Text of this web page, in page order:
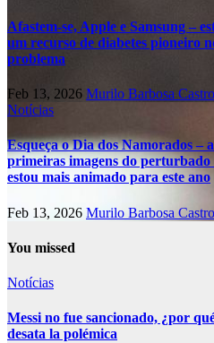
Afastem-se, Apple e Samsung –
um recurso de diabetes pioneiro
problema
Feb 13, 2026 Murilo Barbosa Castro
Notícias
Esqueça o Dia dos Namorados –
primeiras imagens do
estou mais animado para este ano
Feb 13, 2026 Murilo Barbosa Castro
You missed
Notícias
Messi no fue sancionado, ¿por
desata la polémica